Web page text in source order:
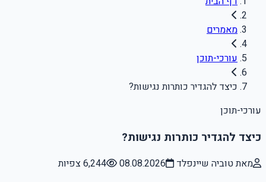
מאמרים
עורכי-תוכן
כיצד להגדיר כותרות נגישות?
עורכי-תוכן
כיצד להגדיר כותרות נגישות?
מאת טוביה שיינפלד 08.08.2026 6,244 צפיות